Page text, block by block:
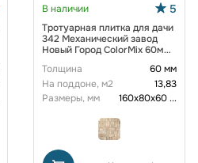
В наличии 5
Тротуарная плитка для дачи
342 Механический завод
Новый Город ColorMix 60мм
Толщина
60 мм
На поддоне, м2
13,83
Размеры, мм
160х80х60...